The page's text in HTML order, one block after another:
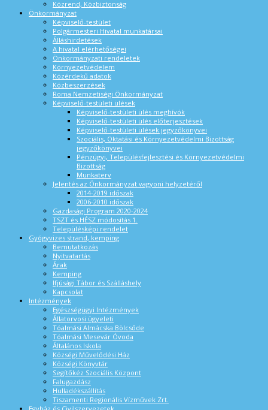
Közrend, Közbiztonság
Önkormányzat
Képviselő-testület
Polgármesteri Hivatal munkatársai
Álláshirdetések
A hivatal elérhetőségei
Önkormányzati rendeletek
Környezetvédelem
Közérdekű adatok
Közbeszerzések
Roma Nemzetiségi Önkormányzat
Képviselő-testületi ülések
Képviselő-testületi ülés meghívók
Képviselő-testületi ülés előterjesztések
Képviselő-testületi ülések jegyzőkönyvei
Szociális, Oktatási és Környezetvédelmi Bizottság
jegyzőkönyvei
Pénzügyi, Településfejlesztési és Környezetvédelmi
Bizottság
Munkaterv
Jelentés az Önkormányzat vagyoni helyzetéről
2014-2019 időszak
2006-2010 időszak
Gazdasági Program 2020-2024
TSZT és HÉSZ módosítás 1.
Településképi rendelet
Gyógyvizes strand, kemping
Bemutatkozás
Nyitvatartás
Árak
Kemping
Ifjúsági Tábor és Szálláshely
Kapcsolat
Intézmények
Egészségügyi Intézmények
Állatorvosi ügyeleti
Tóalmási Almácska Bölcsőde
Tóalmási Mesevár Óvoda
Általános Iskola
Községi Művelődési Ház
Községi Könyvtár
Segítőkéz Szociális Központ
Falugazdász
Hulladékszállítás
Tiszamenti Regionális Vízművek Zrt.